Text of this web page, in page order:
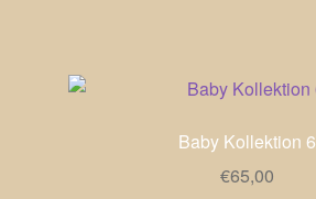
Baby Kollektion 6
€65,00